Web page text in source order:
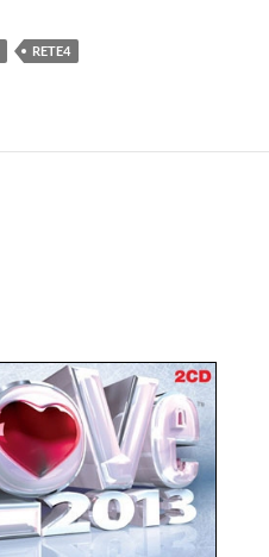
RETE4